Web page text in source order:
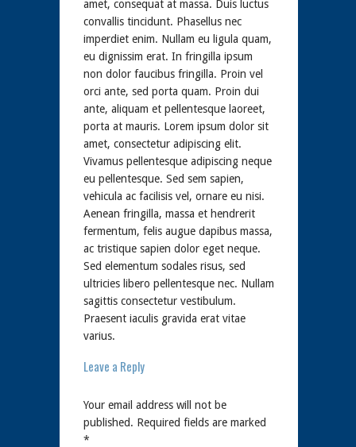
amet, consequat at massa. Duis luctus
convallis tincidunt. Phasellus nec
imperdiet enim. Nullam eu ligula quam,
eu dignissim erat. In fringilla ipsum
non dolor faucibus fringilla. Proin vel
orci ante, sed porta quam. Proin dui
ante, aliquam et pellentesque laoreet,
porta at mauris. Lorem ipsum dolor sit
amet, consectetur adipiscing elit.
Vivamus pellentesque adipiscing neque
eu pellentesque. Sed sem sapien,
vehicula ac facilisis vel, ornare eu nisi.
Aenean fringilla, massa et hendrerit
fermentum, felis augue dapibus massa,
ac tristique sapien dolor eget neque.
Sed elementum sodales risus, sed
ultricies libero pellentesque nec. Nullam
sagittis consectetur vestibulum.
Praesent iaculis gravida erat vitae
varius.
Leave a Reply
Your email address will not be
published. Required fields are marked
*